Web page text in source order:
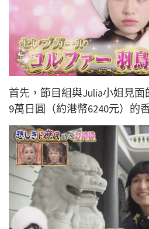
首先，節目組與Julia小姐見
9萬日圓（約港幣6240元）的